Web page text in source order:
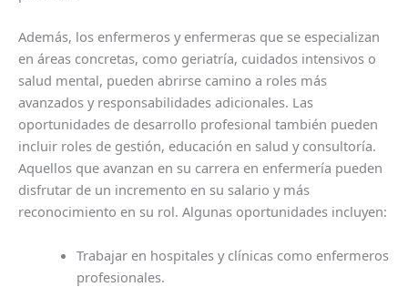
Además, los enfermeros y enfermeras que se especializan
en áreas concretas, como geriatría, cuidados intensivos o
salud mental, pueden abrirse camino a roles más
avanzados y responsabilidades adicionales. Las
oportunidades de desarrollo profesional también pueden
incluir roles de gestión, educación en salud y consultoría.
Aquellos que avanzan en su carrera en enfermería pueden
disfrutar de un incremento en su salario y más
reconocimiento en su rol. Algunas oportunidades incluyen:
Trabajar en hospitales y clínicas como enfermeros
profesionales.